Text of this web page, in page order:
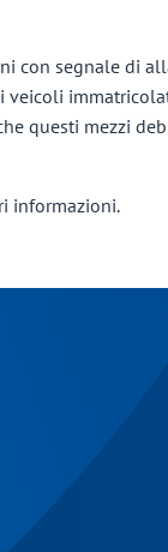
con segnale di
veicoli
questi mezzi
informazioni.